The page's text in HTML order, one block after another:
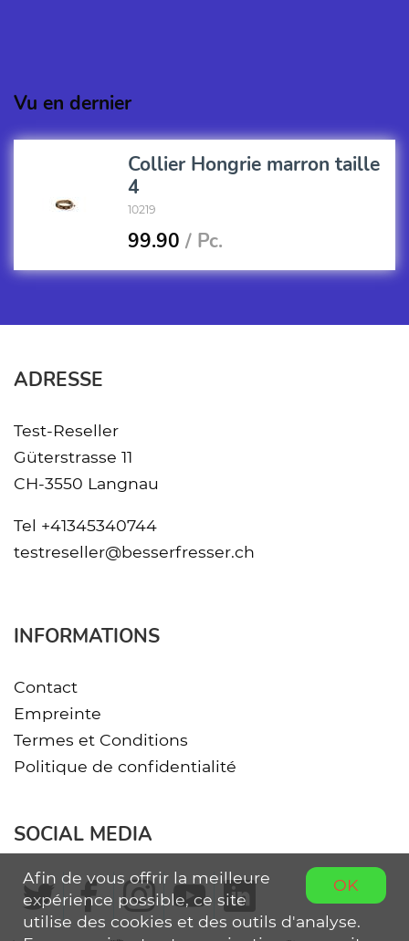
Vu en dernier
Collier Hongrie marron taille
4
10219
99.90 / Pc.
ADRESSE
Test-Reseller
Güterstrasse 11
CH-3550 Langnau
Tel +41345340744
testreseller@besserfresser.ch
INFORMATIONS
Contact
Empreinte
Termes et Conditions
Politique de confidentialité
SOCIAL MEDIA
OK
Afin de vous offrir la meilleure
expérience possible, ce site
utilise des cookies et des outils d'analyse.